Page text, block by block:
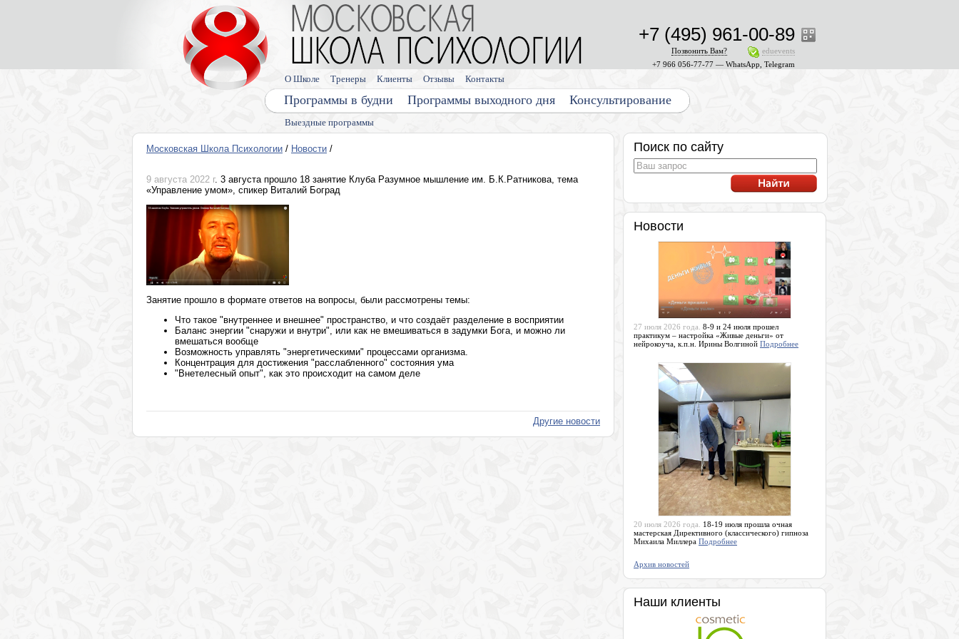
Выездные программы
Программы в будни Программы выходного дня Консультирование
О Школе Тренеры Клиенты Отзывы Контакты
+7 966 056-77-77 — WhatsApp, Telegram
eduevents
Позвонить Вам?
+7 (495) 961-00-89
Московская Школа Психологии / Новости /
9 августа 2022 г. 3 августа прошло 18 занятие Клуба Разумное мышление им. Б.К.Ратникова, тема
«Управление умом», спикер Виталий Боград
Занятие прошло в формате ответов на вопросы, были рассмотрены темы:
Что такое "внутреннее и внешнее" пространство, и что создаёт разделение в восприятии
Баланс энергии "снаружи и внутри", или как не вмешиваться в задумки Бога, и можно ли
вмешаться вообще
Возможность управлять "энергетическими" процессами организма.
Концентрация для достижения "расслабленного" состояния ума
"Внетелесный опыт", как это происходит на самом деле
Другие новости
Поиск по сайту
Новости
27 июля 2026 года. 8-9 и 24 июля прошел
практикум – настройка «Живые деньги» от
нейрокоуча, к.п.н. Ирины Волгиной Подробнее
20 июля 2026 года.
18-19 июля прошла очная
мастерская Директивного (классического) гипноза
Михаила Миллера Подробнее
Архив новостей
Наши клиенты